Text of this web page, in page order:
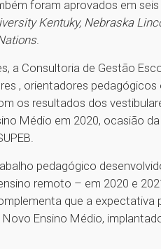
foram aprovados em
Kentuky, Nebraska
.
a Consultoria de Gestão
, orientadores pedagógicos
os resultados dos
Médio em 2020, ocasião
pedagógico
remoto – em 2020 e
que a expectativa
Ensino Médio,